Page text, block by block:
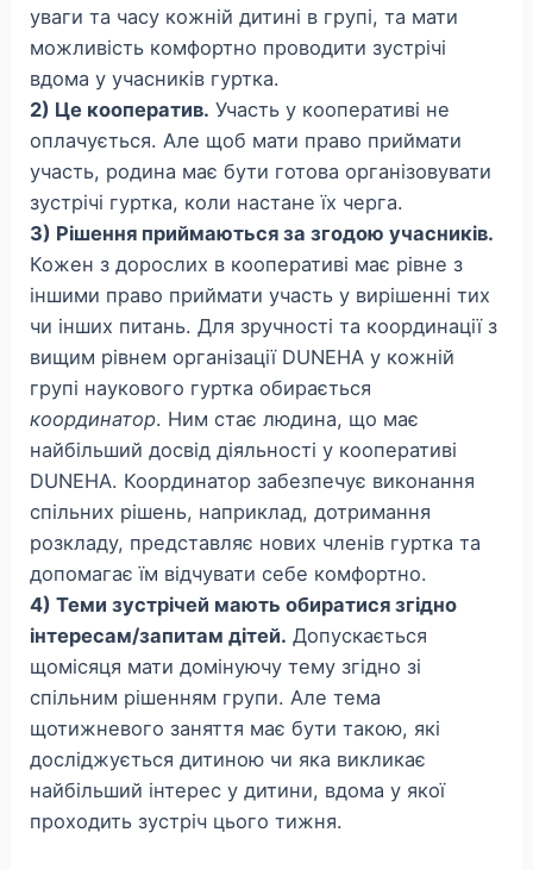
уваги та часу кожній дитині в групі, та мати
можливість комфортно проводити зустрічі
вдома у учасників гуртка.
2) Це кооператив. Участь у кооперативі не
оплачується. Але щоб мати право приймати
участь, родина має бути готова організовувати
зустрічі гуртка, коли настане їх черга.
3) Рішення приймаються за згодою учасників.
Кожен з дорослих в кооперативі має рівне з
іншими право приймати участь у вирішенні тих
чи інших питань. Для зручності та координації з
вищим рівнем організації DUNEHA у кожній
групі наукового гуртка обирається
координатор. Ним стає людина, що має
найбільший досвід діяльності у кооперативі
DUNEHA. Координатор забезпечує виконання
спільних рішень, наприклад, дотримання
розкладу, представляє нових членів гуртка та
допомагає їм відчувати себе комфортно.
4) Теми зустрічей мають обиратися згідно
інтересам/запитам дітей. Допускається
щомісяця мати домінуючу тему згідно зі
спільним рішенням групи. Але тема
щотижневого заняття має бути такою, які
досліджується дитиною чи яка викликає
найбільший інтерес у дитини, вдома у якої
проходить зустріч цього тижня.